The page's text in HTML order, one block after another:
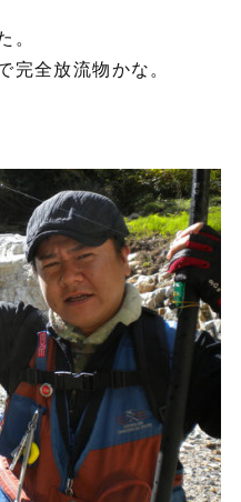
全放流物かな。